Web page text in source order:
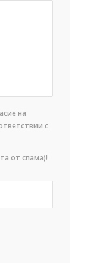
на
с
от спама)!